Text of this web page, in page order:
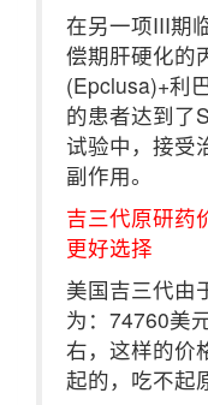
在另一项III期
偿期肝硬化的
(Epclusa)+利
的患者达到了
试验中，接受
副作用。
吉三代原研药
更好选择
美国吉三代由
为：74760美
右，这样的价
起的，吃不起